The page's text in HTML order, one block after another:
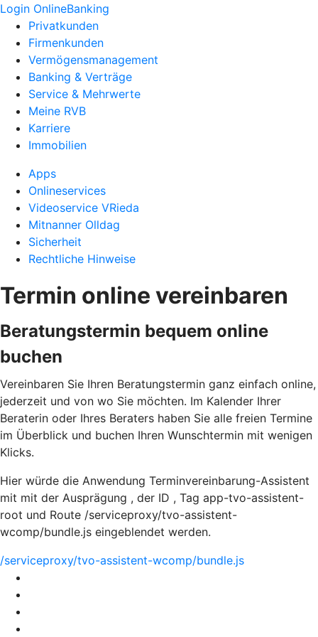
Login OnlineBanking
Privatkunden
Firmenkunden
Vermögensmanagement
Banking & Verträge
Service & Mehrwerte
Meine RVB
Karriere
Immobilien
Apps
Onlineservices
Videoservice VRieda
Mitnanner Olldag
Sicherheit
Rechtliche Hinweise
Termin online vereinbaren
Beratungstermin bequem online
buchen
Vereinbaren Sie Ihren Beratungstermin ganz einfach online,
jederzeit und von wo Sie möchten. Im Kalender Ihrer
Beraterin oder Ihres Beraters haben Sie alle freien Termine
im Überblick und buchen Ihren Wunschtermin mit wenigen
Klicks.
Hier würde die Anwendung Terminvereinbarung-Assistent
mit mit der Ausprägung , der ID , Tag app-tvo-assistent-
root und Route /serviceproxy/tvo-assistent-
wcomp/bundle.js eingeblendet werden.
/serviceproxy/tvo-assistent-wcomp/bundle.js